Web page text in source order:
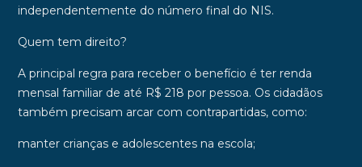
independentemente do número final do NIS.
Quem tem direito?
A principal regra para receber o benefício é ter renda
mensal familiar de até R$ 218 por pessoa. Os cidadãos
também precisam arcar com contrapartidas, como:
manter crianças e adolescentes na escola;